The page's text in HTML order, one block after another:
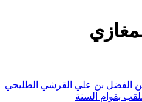
الفضل بن علي القرشي الطليحي
بقوام السنة